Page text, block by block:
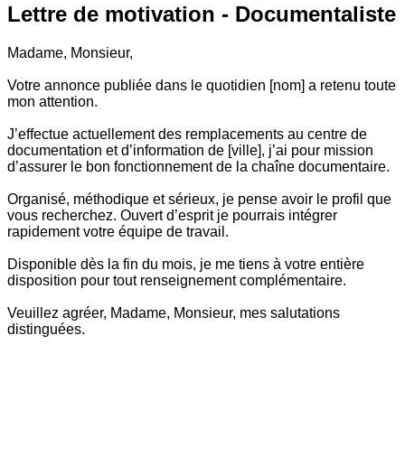
Lettre de motivation - Documentaliste
Madame, Monsieur,
Votre annonce publiée dans le quotidien [nom] a retenu toute
mon attention.
J’effectue actuellement des remplacements au centre de
documentation et d’information de [ville], j’ai pour mission
d’assurer le bon fonctionnement de la chaîne documentaire.
Organisé, méthodique et sérieux, je pense avoir le profil que
vous recherchez. Ouvert d’esprit je pourrais intégrer
rapidement votre équipe de travail.
Disponible dès la fin du mois, je me tiens à votre entière
disposition pour tout renseignement complémentaire.
Veuillez agréer, Madame, Monsieur, mes salutations
distinguées.